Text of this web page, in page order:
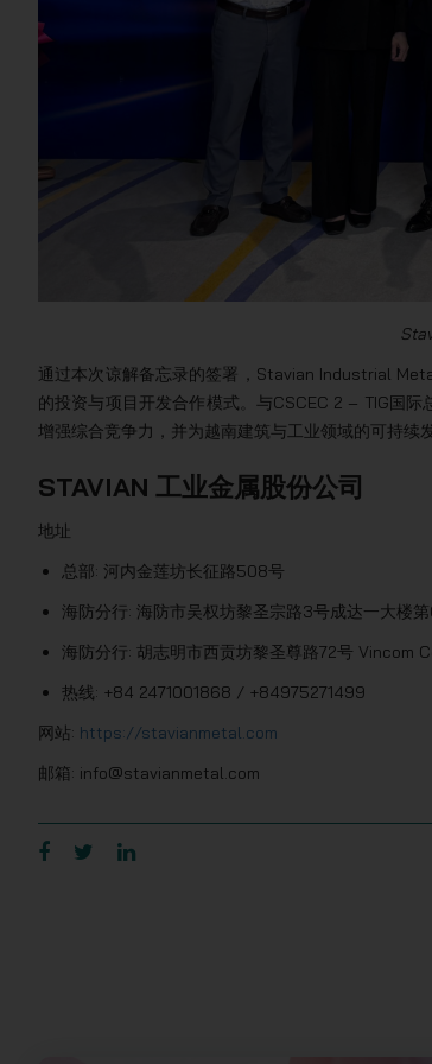
通过本次谅解备忘录的签署，Stavian Industrial
的投资与项目开发合作模式。与CSCEC 2 – TIG国
增强综合竞争力，并为越南建筑与工业领域的可持续
STAVIAN 工业金属股份公司
地址
总部: 河内金莲坊长征路508号
海防分行: 海防市吴权坊黎圣宗路3号成达一大楼
海防分行: 胡志明市西贡坊黎圣尊路72号 Vincom
热线: +84 2471001868 / +84975271499
网站: https://stavianmetal.com
邮箱: info@stavianmetal.com